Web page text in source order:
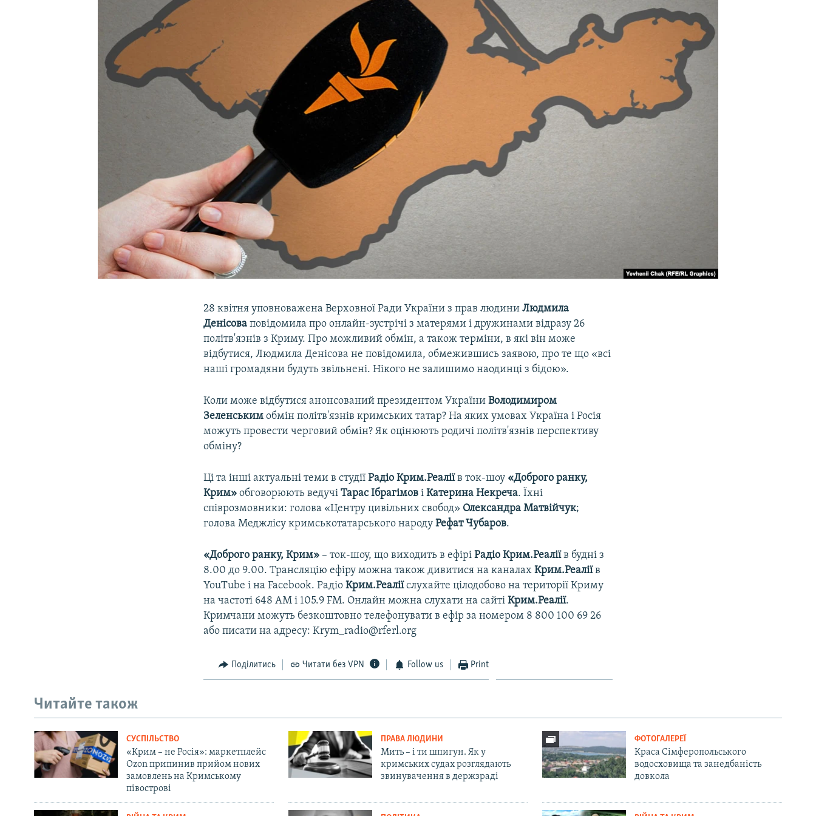
УКРАЇНСЬКА ПРОБЛЕМА КРИМУ
28 квітня уповноважена Верховної Ради України з прав людиниЛюдмила
Денісова повідомила про онлайн-зустрічі з матерями і дружинами відразу 26
політв'язнів з Криму. Про можливий обмін, а також терміни, в які він може
відбутися, Людмила Денісова не повідомила, обмежившись заявою, про те що «всі
наші громадяни будуть звільнені. Нікого не залишимо наодинці з бідою».
Коли може відбутися анонсований президентом УкраїниВолодимиром
Зеленським обмін політв'язнів кримських татар? На яких умовах Україна і Росія
можуть провести черговий обмін? Як оцінюють родичі політв'язнів перспективу
обміну?
Ці та інші актуальні теми в студіїРадіо Крим.Реаліїв ток-шоу «Доброго ранку,
Крим» обговорюють ведучіТарас Ібрагімов іКатерина Некреча. Їхні
співрозмовники: голова «Центру цивільних свобод» Олександра Матвійчук;
голова Меджлісу кримськотатарського народуРефат Чубаров.
«Доброго ранку, Крим» – ток-шоу, що виходить в ефіріРадіо Крим.Реаліїв будні з
8.00 до 9.00. Трансляцію ефіру можна також дивитися на каналахКрим.Реаліїв
YouTube і на Facebook. РадіоКрим.Реаліїслухайте цілодобово на території Криму
на частоті 648 АМ і 105.9 FМ. Онлайн можна слухати на сайтіКрим.Реалії.
Кримчани можуть безкоштовно телефонувати в ефір за номером 8 800 100 69 26
або писати на адресу: Krym_radio@rferl.org
Поділитись Читати без VPN Follow us Print
Читайте також
СУСПІЛЬСТВО
«Крим – не Росія»: маркетплейс
Ozon припинив прийом нових
замовлень на Кримському
півострові
ПРАВА ЛЮДИНИ
Мить – і ти шпигун. Як у
кримських судах розглядають
звинувачення в держзраді
ФОТОГАЛЕРЕЇ
Краса Сімферопольського
водосховища та занедбаність
довкола